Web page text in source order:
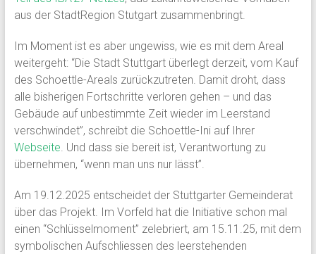
aus der StadtRegion Stutgart zusammenbringt.
Im Moment ist es aber ungewiss, wie es mit dem Areal
weitergeht: “Die Stadt Stuttgart überlegt derzeit, vom Kauf
des Schoettle-Areals zurückzutreten. Damit droht, dass
alle bisherigen Fortschritte verloren gehen – und das
Gebäude auf unbestimmte Zeit wieder im Leerstand
verschwindet”, schreibt die Schoettle-Ini auf Ihrer
Webseite. Und dass sie bereit ist, Verantwortung zu
übernehmen, “wenn man uns nur lässt”.
Am 19.12.2025 entscheidet der Stuttgarter Gemeinderat
über das Projekt. Im Vorfeld hat die Initiative schon mal
einen “Schlüsselmoment” zelebriert, am 15.11.25, mit dem
symbolischen Aufschliessen des leerstehenden